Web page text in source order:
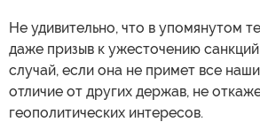
Не удивительно, что в упомянутом
даже призыв к ужесточению
случай, если она не примет все
отличие от других держав, не
геополитических интересов.